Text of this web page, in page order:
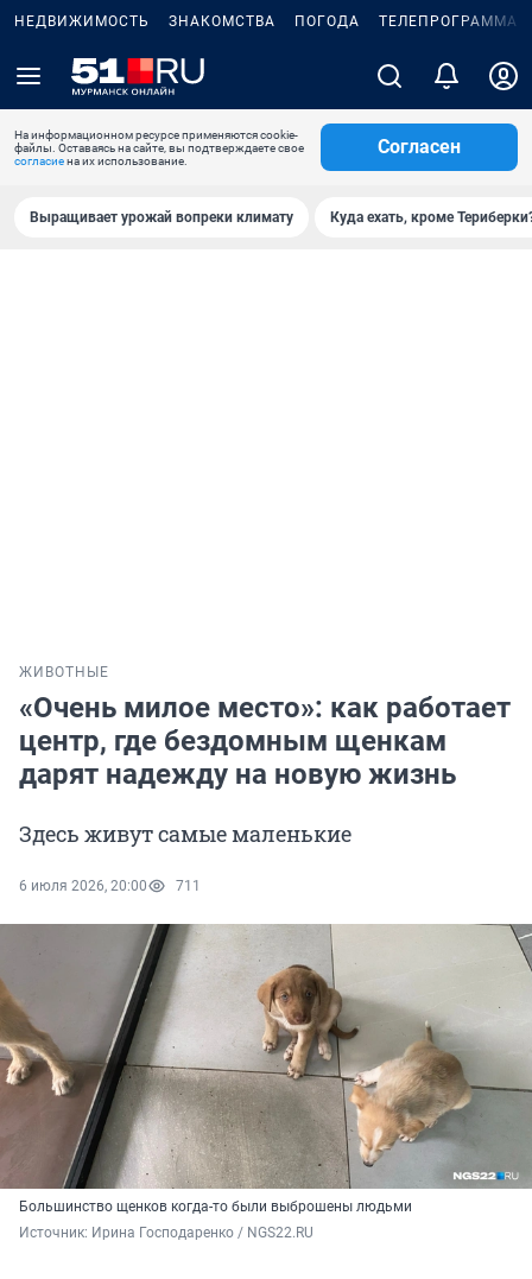
НЕДВИЖИМОСТЬ ЗНАКОМСТВА ПОГОДА ТЕЛЕПРОГРАММА
На информационном ресурсе применяются cookie-
файлы. Оставаясь на сайте, вы подтверждаете свое
согласиена их использование.
Согласен
Выращивает урожай вопреки климату Куда ехать, кроме
ЖИВОТНЫЕ
«Очень милое место»: как работает
центр, где бездомным щенкам
дарят надежду на новую жизнь
Здесь живут самые маленькие
6 июля 2026, 20:00 711
Большинство щенков когда-то были выброшены людьми
Источник: Ирина Господаренко / NGS22.RU